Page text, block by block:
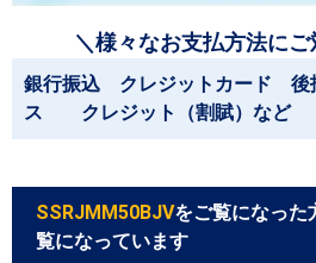
＼様々なお支払方法に
銀行振込 クレジットカード
ス クレジット（割賦）など
SSRJMM50BJVをご覧になった
覧になっています